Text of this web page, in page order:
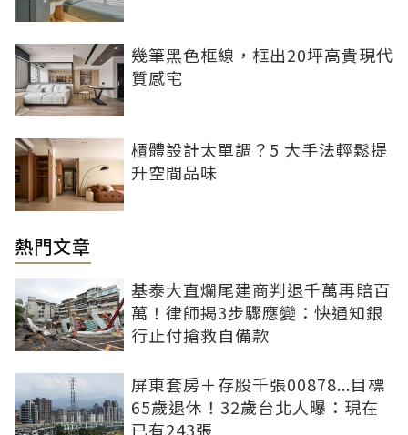
幾筆黑色框線，框出20坪高貴現代
質感宅
櫃體設計太單調？5 大手法輕鬆提
升空間品味
熱門文章
基泰大直爛尾建商判退千萬再賠百
萬！律師揭3步驟應變：快通知銀
行止付搶救自備款
屏東套房＋存股千張00878...目標
65歲退休！32歲台北人曝：現在
已有243張